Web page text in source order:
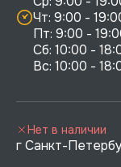
Чт: 9:00 -
Пт: 9:00 -
Сб: 10:00 -
г Санкт-
Нет в наличии